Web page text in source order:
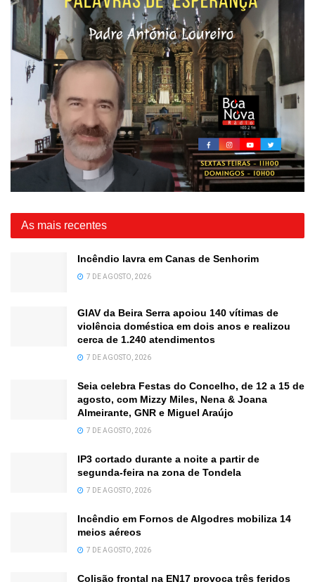
As mais recentes
Incêndio lavra em Canas de Senhorim
7 DE AGOSTO, 2026
GIAV da Beira Serra apoiou 140 vítimas de
violência doméstica em dois anos e realizou
cerca de 1.240 atendimentos
7 DE AGOSTO, 2026
Seia celebra Festas do Concelho, de 12 a 15 de
agosto, com Mizzy Miles, Nena & Joana
Almeirante, GNR e Miguel Araújo
7 DE AGOSTO, 2026
IP3 cortado durante a noite a partir de
segunda-feira na zona de Tondela
7 DE AGOSTO, 2026
Incêndio em Fornos de Algodres mobiliza 14
meios aéreos
7 DE AGOSTO, 2026
Colisão frontal na EN17 provoca três feridos